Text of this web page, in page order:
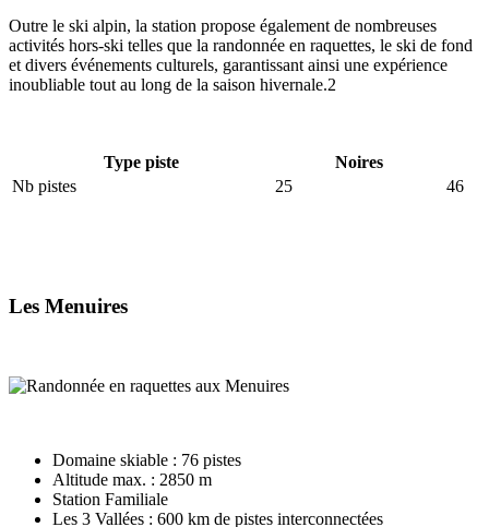
Outre le ski alpin, la station propose également de nombreuses
activités hors-ski telles que la randonnée en raquettes, le ski de fond
et divers événements culturels, garantissant ainsi une expérience
inoubliable tout au long de la saison hivernale.2
Type piste
Noires
Nb pistes
25 46
Les Menuires
Domaine skiable : 76 pistes
Altitude max. : 2850 m
Station Familiale
Les 3 Vallées : 600 km de pistes interconnectées